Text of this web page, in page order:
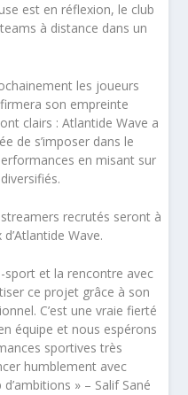
est en réflexion, le club
à distance dans un
les joueurs
son empreinte
clairs : Atlantide Wave a
de s’imposer dans le
en misant sur
recrutés seront à
Wave.
sport et la rencontre avec
ce projet grâce à son
C’est une vraie fierté
équipe et nous espérons
sportives très
humblement avec
» – Salif Sané